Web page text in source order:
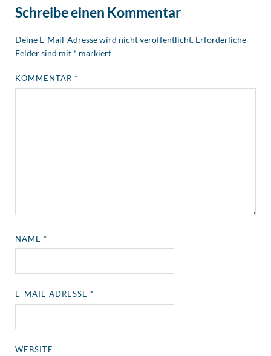
Schreibe einen Kommentar
Deine E-Mail-Adresse wird nicht veröffentlicht. Erforderliche
Felder sind mit * markiert
KOMMENTAR*
NAME*
E-MAIL-ADRESSE*
WEBSITE